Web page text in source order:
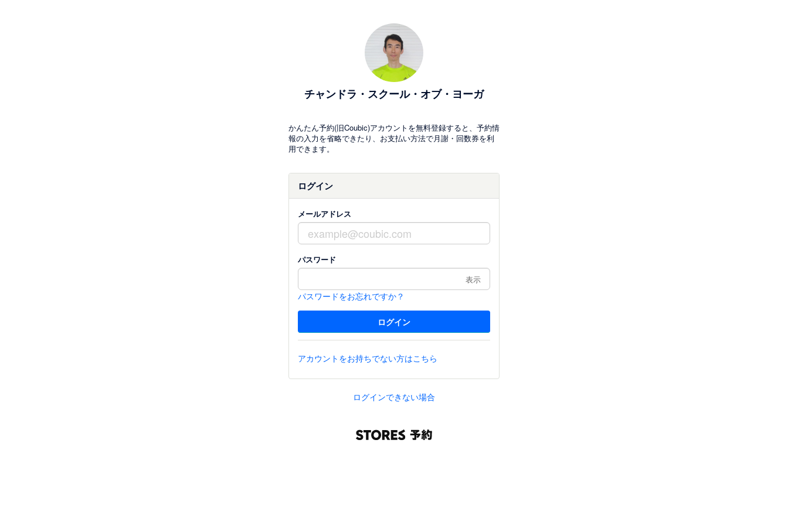
チャンドラ・スクール・オブ・ヨーガ
かんたん予約(旧Coubic)アカウントを無料登録すると、予約情
報の入力を省略できたり、お支払い方法で月謝・回数券を利
用できます。
ログイン
メールアドレス
パスワード
表示
パスワードをお忘れですか？
アカウントをお持ちでない方はこちら
ログインできない場合